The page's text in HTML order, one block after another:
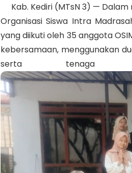
Kab. Kediri (MTsN 3) —
Organisasi Siswa Intra
yang diikuti oleh 35 anggota
kebersamaan, menggunakan
serta tenaga